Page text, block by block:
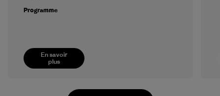
En savoir
plus
Programme